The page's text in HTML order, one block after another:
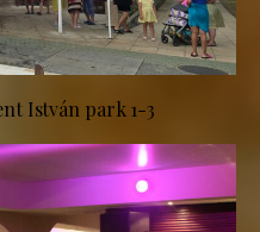
István park 1-3